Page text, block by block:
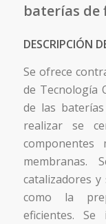
baterías de
DESCRIPCIÓN
Se ofrece
de Tecnología
de las
realizar se
membranas.
catalizadores
como la
eficientes. Se